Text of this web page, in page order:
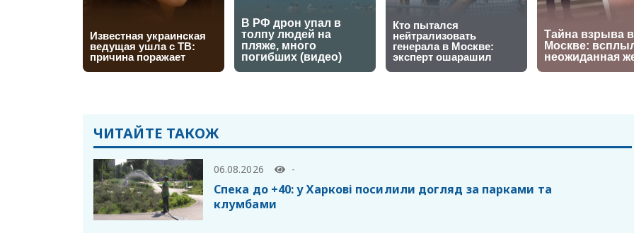
ЧИТАЙТЕ ТАКОЖ
06.08.2026 -
Спека до +40: у Харкові посилили догляд за парками та
клумбами